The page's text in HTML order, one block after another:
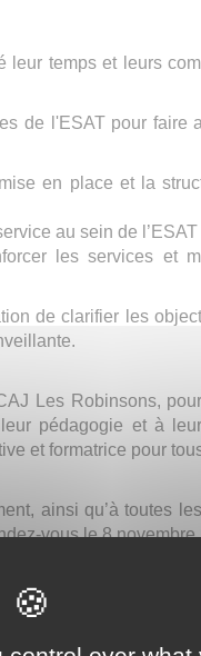
leur temps et leurs
de l'ESAT pour faire
en place et la
au sein de l’ESAT
les services et
de clarifier les
Les Robinsons,
pédagogie et à
et formatrice pour
ainsi qu’à toutes
vous le 8